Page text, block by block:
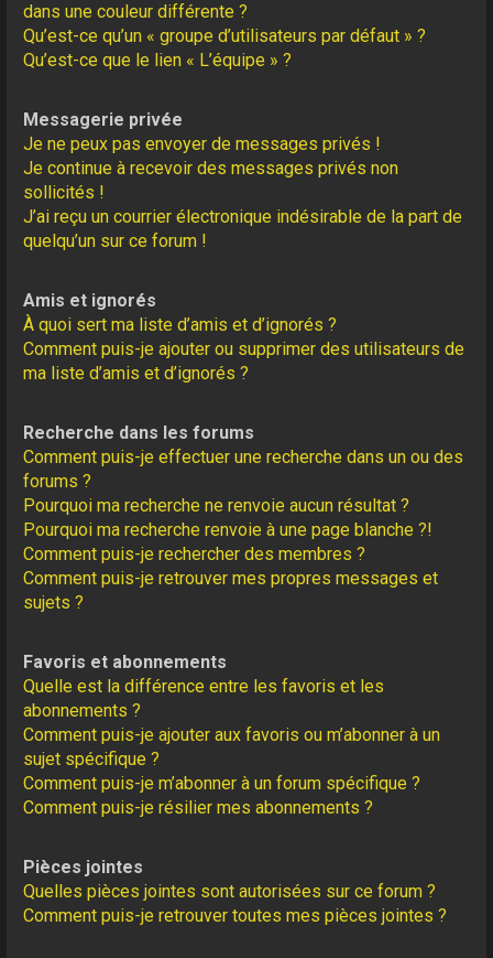
dans une couleur différente ?
Qu’est-ce qu’un « groupe d’utilisateurs par défaut » ?
Qu’est-ce que le lien « L’équipe » ?
Messagerie privée
Je ne peux pas envoyer de messages privés !
Je continue à recevoir des messages privés non
sollicités !
J’ai reçu un courrier électronique indésirable de la part de
quelqu’un sur ce forum !
Amis et ignorés
À quoi sert ma liste d’amis et d’ignorés ?
Comment puis-je ajouter ou supprimer des utilisateurs de
ma liste d’amis et d’ignorés ?
Recherche dans les forums
Comment puis-je effectuer une recherche dans un ou des
forums ?
Pourquoi ma recherche ne renvoie aucun résultat ?
Pourquoi ma recherche renvoie à une page blanche ?!
Comment puis-je rechercher des membres ?
Comment puis-je retrouver mes propres messages et
sujets ?
Favoris et abonnements
Quelle est la différence entre les favoris et les
abonnements ?
Comment puis-je ajouter aux favoris ou m’abonner à un
sujet spécifique ?
Comment puis-je m’abonner à un forum spécifique ?
Comment puis-je résilier mes abonnements ?
Pièces jointes
Quelles pièces jointes sont autorisées sur ce forum ?
Comment puis-je retrouver toutes mes pièces jointes ?